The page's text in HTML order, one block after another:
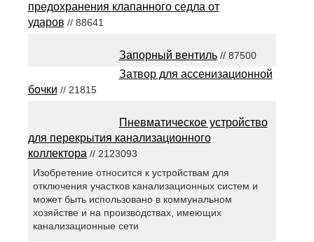
предохранения клапанного седла от
ударов // 88641
Запорный вентиль// 87500
Затвор для ассенизационной
бочки // 21815
Пневматическое устройство
для перекрытия канализационного
коллектора // 2123093
Изобретение относится к устройствам для
отключения участков канализационных систем и
может быть использовано в коммунальном
хозяйстве и на производствах, имеющих
канализационные сети